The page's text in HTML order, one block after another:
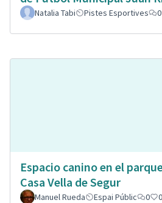
Natalia Tabi Pistes Esportives 0
Espacio canino en el
Casa Vella de Segur
Manuel Rueda Espai Públic 0 0